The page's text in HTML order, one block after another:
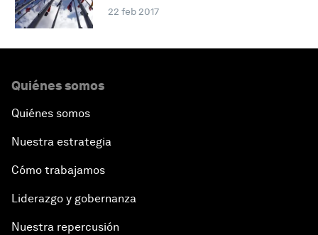
22 feb 2017
Quiénes somos
Quiénes somos
Nuestra estrategia
Cómo trabajamos
Liderazgo y gobernanza
Nuestra repercusión